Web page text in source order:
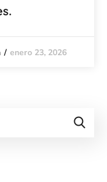
enero 23, 2026